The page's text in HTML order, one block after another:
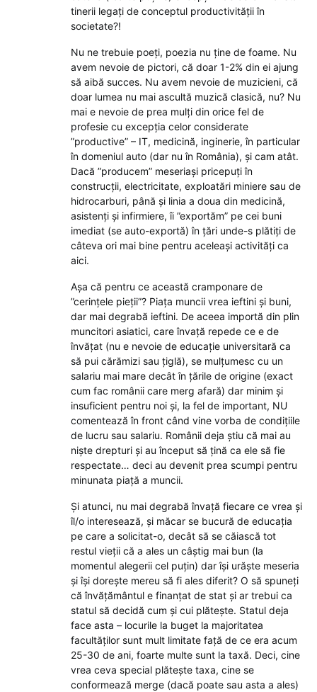
tinerii legați de conceptul productivității în
societate?!
Nu ne trebuie poeți, poezia nu ține de foame. Nu
avem nevoie de pictori, că doar 1-2% din ei ajung
să aibă succes. Nu avem nevoie de muzicieni, că
doar lumea nu mai ascultă muzică clasică, nu? Nu
mai e nevoie de prea mulți din orice fel de
profesie cu excepția celor considerate
”productive” – IT, medicină, inginerie, în particular
în domeniul auto (dar nu în România), și cam atât.
Dacă ”producem” meseriași pricepuți în
construcții, electricitate, exploatări miniere sau de
hidrocarburi, până și linia a doua din medicină,
asistenți și infirmiere, îi ”exportăm” pe cei buni
imediat (se auto-exportă) în țări unde-s plătiți de
câteva ori mai bine pentru aceleași activități ca
aici.
Așa că pentru ce această cramponare de
”cerințele pieții”? Piața muncii vrea ieftini și buni,
dar mai degrabă ieftini. De aceea importă din plin
muncitori asiatici, care învață repede ce e de
învățat (nu e nevoie de educație universitară ca
să pui cărămizi sau țiglă), se mulțumesc cu un
salariu mai mare decât în țările de origine (exact
cum fac românii care merg afară) dar minim și
insuficient pentru noi și, la fel de important, NU
comentează în front când vine vorba de condițiile
de lucru sau salariu. Românii deja știu că mai au
niște drepturi și au început să țină ca ele să fie
respectate… deci au devenit prea scumpi pentru
minunata piață a muncii.
Și atunci, nu mai degrabă învață fiecare ce vrea și
îl/o interesează, și măcar se bucură de educația
pe care a solicitat-o, decât să se căiască tot
restul vieții că a ales un câștig mai bun (la
momentul alegerii cel puțin) dar își urăște meseria
și își dorește mereu să fi ales diferit? O să spuneți
că învățământul e finanțat de stat și ar trebui ca
statul să decidă cum și cui plătește. Statul deja
face asta – locurile la buget la majoritatea
facultăților sunt mult limitate față de ce era acum
25-30 de ani, foarte multe sunt la taxă. Deci, cine
vrea ceva special plătește taxa, cine se
conformează merge (dacă poate sau asta a ales)